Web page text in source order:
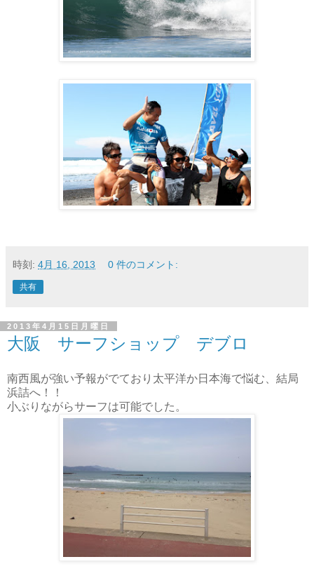
時刻: 4月 16, 2013 0 件のコメント:
共有
2013年4月15日月曜日
大阪 サーフショップ デブロ
南西風が強い予報がでており太平洋か日本海で悩む、結局
浜詰へ！！
小ぶりながらサーフは可能でした。